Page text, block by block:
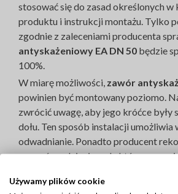
stosować się do zasad określonych
produktu i instrukcji montażu. Tylko
zgodnie z zaleceniami producenta
antyskażeniowy EA DN 50 będzie
100%.
W miarę możliwości, zawór
powinien być montowany poziomo.
zwrócić uwagę, aby jego króćce były
dołu. Ten sposób instalacji umożliwia
odwadnianie. Ponadto producent
zaworów odcinających, które
serwisowanie urządzenia. Zawór
taki sposób, by dostęp do niego był
Używamy plików cookie